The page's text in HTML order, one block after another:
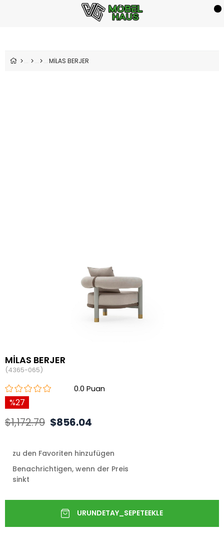
MİLAS BERJER
MİLAS BERJER
(4365-065)
0.0
27
$1,172.79 $856.04
zu den Favoriten hinzufügen
Benachrichtigen, wenn der Preis
sinkt